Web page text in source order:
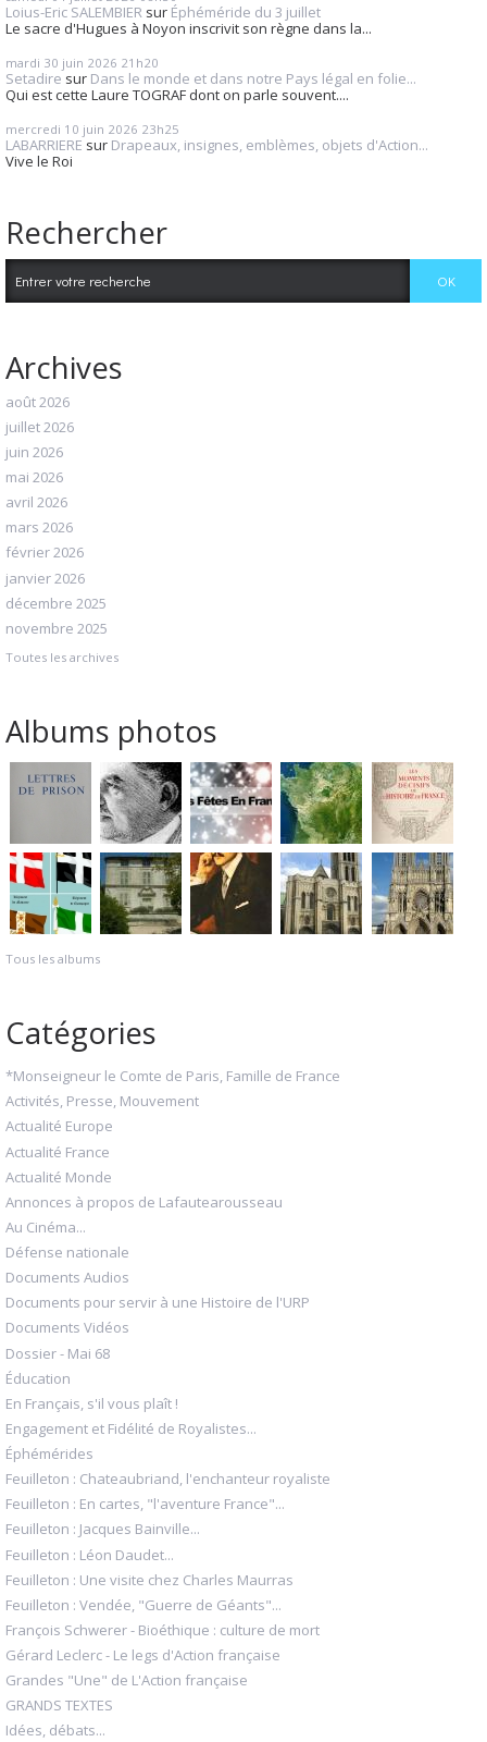
Loius-Eric SALEMBIER sur Éphéméride du 3 juillet
Le sacre d'Hugues à Noyon inscrivit son règne dans la...
mardi 30 juin 2026 21h20
Setadire sur Dans le monde et dans notre Pays légal en folie...
Qui est cette Laure TOGRAF dont on parle souvent....
mercredi 10 juin 2026 23h25
LABARRIERE sur Drapeaux, insignes, emblèmes, objets d'Action...
Vive le Roi
Rechercher
Archives
août 2026
juillet 2026
juin 2026
mai 2026
avril 2026
mars 2026
février 2026
janvier 2026
décembre 2025
novembre 2025
Toutes les archives
Albums photos
Tous les albums
Catégories
*Monseigneur le Comte de Paris, Famille de France
Activités, Presse, Mouvement
Actualité Europe
Actualité France
Actualité Monde
Annonces à propos de Lafautearousseau
Au Cinéma...
Défense nationale
Documents Audios
Documents pour servir à une Histoire de l'URP
Documents Vidéos
Dossier - Mai 68
Éducation
En Français, s'il vous plaît !
Engagement et Fidélité de Royalistes...
Éphémérides
Feuilleton : Chateaubriand, l'enchanteur royaliste
Feuilleton : En cartes, "l'aventure France"...
Feuilleton : Jacques Bainville...
Feuilleton : Léon Daudet...
Feuilleton : Une visite chez Charles Maurras
Feuilleton : Vendée, "Guerre de Géants"...
François Schwerer - Bioéthique : culture de mort
Gérard Leclerc - Le legs d'Action française
Grandes "Une" de L'Action française
GRANDS TEXTES
Idées, débats...